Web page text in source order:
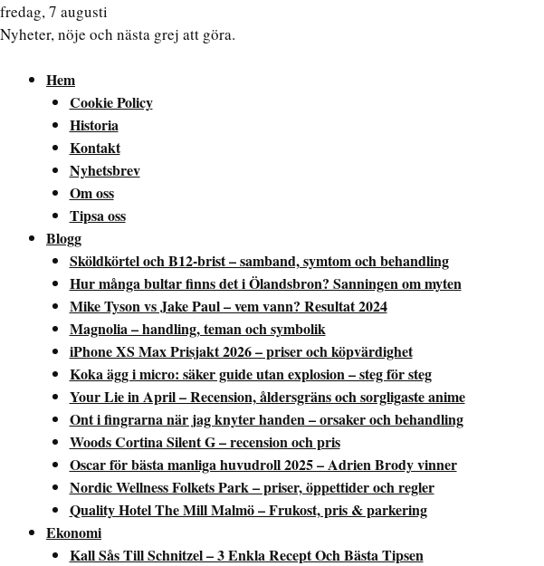
fredag, 7 augusti
Nyheter, nöje och nästa grej att göra.
Hem
Cookie Policy
Historia
Kontakt
Nyhetsbrev
Om oss
Tipsa oss
Blogg
Sköldkörtel och B12-brist – samband, symtom och behandling
Hur många bultar finns det i Ölandsbron? Sanningen om myten
Mike Tyson vs Jake Paul – vem vann? Resultat 2024
Magnolia – handling, teman och symbolik
iPhone XS Max Prisjakt 2026 – priser och köpvärdighet
Koka ägg i micro: säker guide utan explosion – steg för steg
Your Lie in April – Recension, åldersgräns och sorgligaste anime
Ont i fingrarna när jag knyter handen – orsaker och behandling
Woods Cortina Silent G – recension och pris
Oscar för bästa manliga huvudroll 2025 – Adrien Brody vinner
Nordic Wellness Folkets Park – priser, öppettider och regler
Quality Hotel The Mill Malmö – Frukost, pris & parkering
Ekonomi
Kall Sås Till Schnitzel – 3 Enkla Recept Och Bästa Tipsen